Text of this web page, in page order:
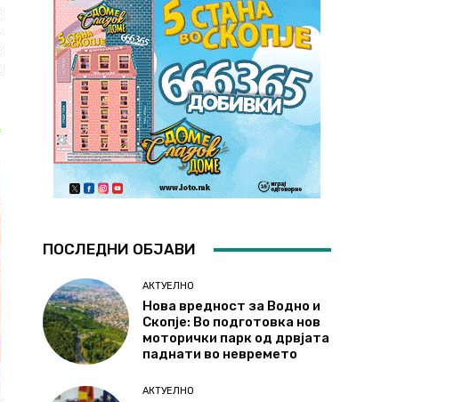
ПОСЛЕДНИ ОБЈАВИ
АКТУЕЛНО
Нова вредност за Водно и
Скопје: Во подготовка нов
моторички парк од дрвјата
паднати во невремето
АКТУЕЛНО